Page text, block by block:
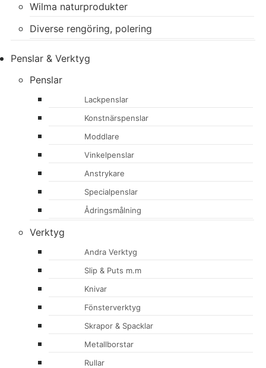
Wilma naturprodukter
Diverse rengöring, polering
Penslar & Verktyg
Penslar
Lackpenslar
Konstnärspenslar
Moddlare
Vinkelpenslar
Anstrykare
Specialpenslar
Ådringsmålning
Verktyg
Andra Verktyg
Slip & Puts m.m
Knivar
Fönsterverktyg
Skrapor & Spacklar
Metallborstar
Rullar